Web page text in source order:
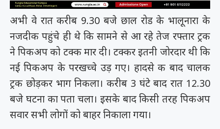
अभी वे रात करीब 9.30 बजे छाल रोड के भालूनारा के
नजदीक पहुंचे ही थे कि सामने से आ रहे तेज रफ्तार ट्रक
ने पिकअप को टक्क मार दी। टक्कर इतनी जोरदार थी कि
नई पिकअप के परखच्चे उड़ गए। हादसे क बाद चालक
ट्रक छोड़कर भाग निकला। करीब 3 घंटे बाद रात 12.30
बजे घटना का पता चला। इसके बाद किसी तरह पिकअप
सवार सभी लोगों को बाहर निकाला गया।